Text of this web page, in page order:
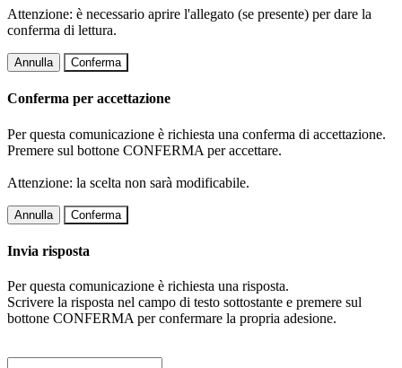
Attenzione: è necessario aprire l'allegato (se presente) per dare la
conferma di lettura.
Annulla Conferma
Conferma per accettazione
Per questa comunicazione è richiesta una conferma di accettazione.
Premere sul bottone CONFERMA per accettare.
Attenzione: la scelta non sarà modificabile.
Annulla Conferma
Invia risposta
Per questa comunicazione è richiesta una risposta.
Scrivere la risposta nel campo di testo sottostante e premere sul
bottone CONFERMA per confermare la propria adesione.